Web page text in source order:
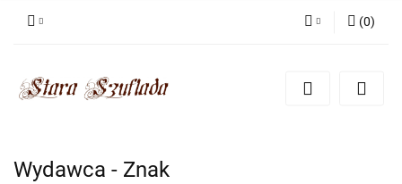
Zarejestruj się
(0)
Wydawca - Znak